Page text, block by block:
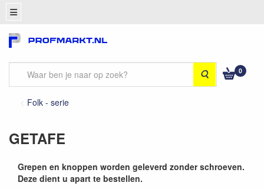
Zoeken 0
Folk - serie
GETAFE
Grepen en knoppen worden geleverd zonder schroeven.
Deze dient u apart te bestellen.